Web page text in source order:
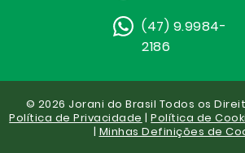
(47) 9.9984-
2186
© 2026 Jorani do Brasil Todos os
Política de Privacidade |Política de
| Minhas Definições de